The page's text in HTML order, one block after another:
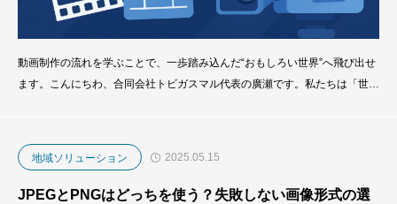
動画制作の流れを学ぶことで、一歩踏み込んだ“おもしろい世界”へ飛び出せ
ます。こんにちわ、合同会社トビガスマル代表の廣瀬です。私たちは「世界
す。この記事では、企画から公開までのステップをわかりやすく整理しなが
ら、私たちトビガスマルならではの“遊
地域ソリューション 2025.05.15
JPEGとPNGはどっちを使う？失敗しない画像形式の選